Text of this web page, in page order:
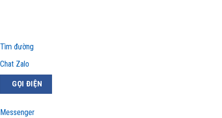
Tìm đường
Chat Zalo
GỌI ĐIỆN
Messenger